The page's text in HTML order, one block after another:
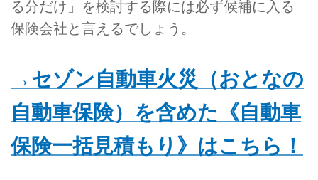
る分だけ」を検討する際には必ず候補に入る
保険会社と言えるでしょう。
→セゾン自動車火災（おとなの
自動車保険）を含めた《自動車
保険一括見積もり》はこちら！